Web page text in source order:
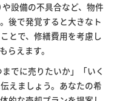
設備の不具合など、物件
後で発覚すると大きなト
とで、修繕費用を考慮し
らえます。
でに売りたいか」「いく
えましょう。あなたの希